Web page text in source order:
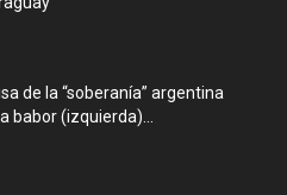
de la “soberanía” argentina
babor (izquierda)...